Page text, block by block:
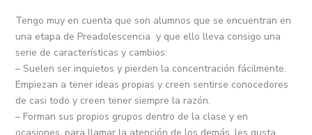
Tengo muy en cuenta que son alumnos que se encuentran en
una etapa de Preadolescencia y que ello lleva consigo una
serie de características y cambios:
– Suelen ser inquietos y pierden la concentración fácilmente.
Empiezan a tener ideas propias y creen sentirse conocedores
de casi todo y creen tener siempre la razón.
– Forman sus propios grupos dentro de la clase y en